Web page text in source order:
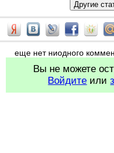
еще нет ниодного
Вы не можете
Войдите или